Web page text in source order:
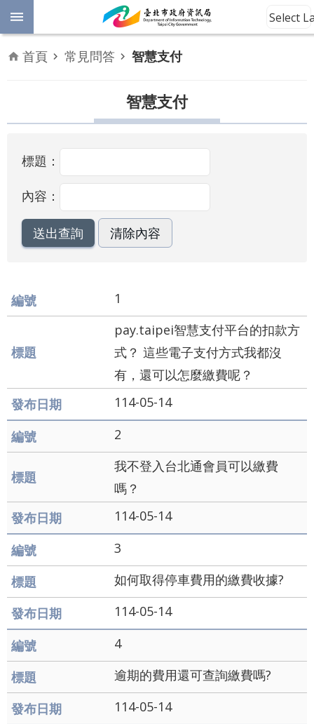
跳到主要內容區塊
進
料
公
告
業
資
資
訊
公
開
關
於
資
訊
局
網
站
導
覽
English
陳
Select
首頁 常見問答 智慧支付
智慧支付
標題：
內容：
1
pay.taipei智慧支付平台的扣款方
式？ 這些電子支付方式我都沒
有，還可以怎麼繳費呢？
114-05-14
2
我不登入台北通會員可以繳費
嗎？
114-05-14
3
如何取得停車費用的繳費收據?
114-05-14
4
逾期的費用還可查詢繳費嗎?
114-05-14